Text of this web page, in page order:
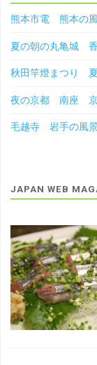
熊本市電 熊本の
夏の朝の丸亀城
秋田竿燈まつり
夜の京都 南座
毛越寺 岩手の風
JAPAN WEB